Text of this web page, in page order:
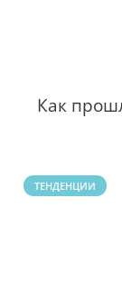
Как
ТЕНДЕНЦИИ